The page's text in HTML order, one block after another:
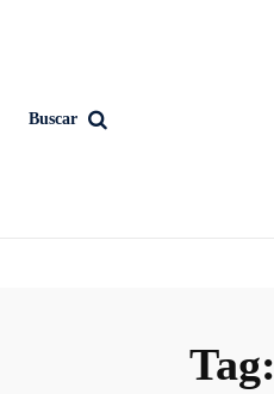
Buscar
Tag: